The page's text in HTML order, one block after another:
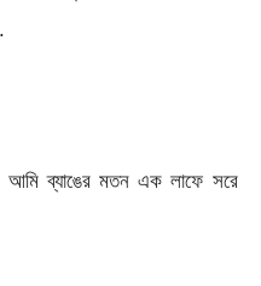
ব্যাঙের মতন এক লাফে সরে